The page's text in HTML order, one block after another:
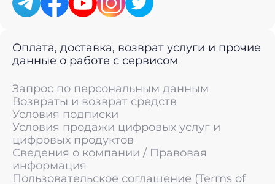
Оплата, доставка, возврат услуги и прочие
данные о работе с сервисом
Запрос по персональным данным
Возвраты и возврат средств
Условия подписки
Условия продажи цифровых услуг и
цифровых продуктов
Сведения о компании / Правовая
информация
Пользовательское соглашение (Terms of